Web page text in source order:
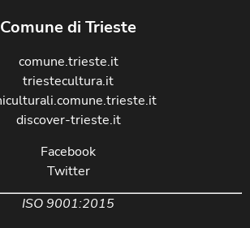
Comune di Trieste
comune.trieste.it
triestecultura.it
discover-trieste.it
Facebook
Twitter
ISO 9001:2015